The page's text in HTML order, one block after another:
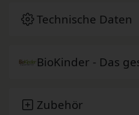
Technische Daten
BioKinder - Das
Zubehör